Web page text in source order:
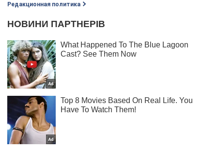
Редакционная политика